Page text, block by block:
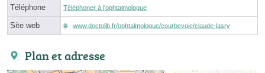
Téléphone Téléphoner à l'ophtalmologue
Site web www.doctolib.fr/ophtalmologue/courbevoie/claude-lasry
Plan et adresse